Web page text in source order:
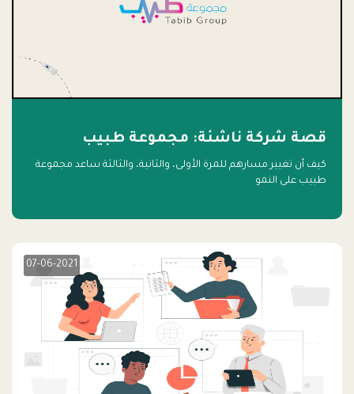
قصة شركة ناشئة: مجموعة طبيب
كيف أن تغيير مسارهم للمرة الأولى، والثانية، والثالثة ساعد مجموعة
طبيب على النمو
07-06-2021